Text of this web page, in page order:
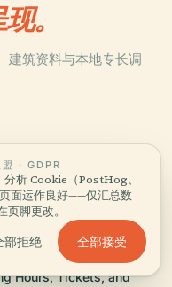
。
建筑资料与本地专长调
Historical and Visitor’s
Gem, 2025, Egypt
Hours, Tickets, and
盟 · GDPR
析 Cookie（PostHog、
面运作良好——仅汇总数
脚更改。
部拒绝 全部接受